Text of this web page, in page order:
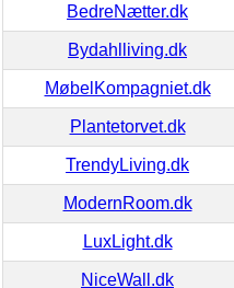
BedreNætter.dk
Bydahlliving.dk
MøbelKompagniet.dk
Plantetorvet.dk
TrendyLiving.dk
ModernRoom.dk
LuxLight.dk
NiceWall.dk